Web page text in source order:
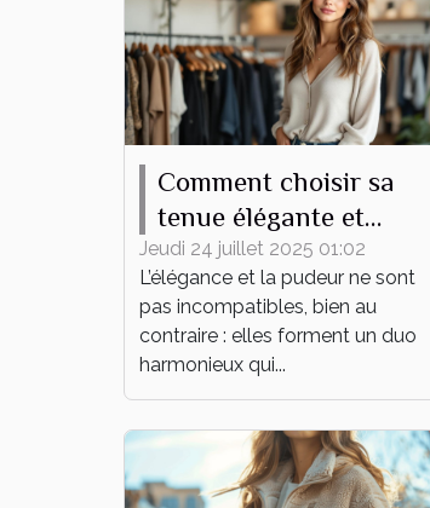
Comment choisir sa
tenue élégante et
pudique pour tout
événement ?
Jeudi 24 juillet 2025 01:02
L’élégance et la pudeur ne sont
pas incompatibles, bien au
contraire : elles forment un duo
harmonieux qui...